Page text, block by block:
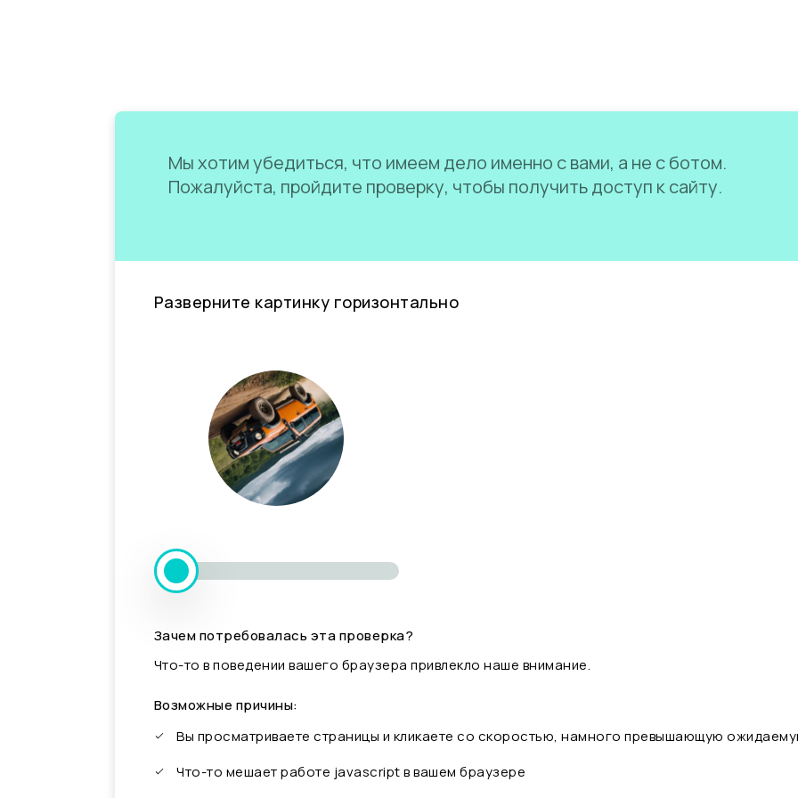
Мы хотим убедиться, что имеем дело именно с вами, а не с ботом.
Пожалуйста, пройдите проверку, чтобы получить доступ к сайту.
Разверните картинку горизонтально
Зачем потребовалась эта проверка?
Что-то в поведении вашего браузера привлекло наше внимание.
Возможные причины:
Вы просматриваете страницы и кликаете со скоростью, намного превышающую
Что-то мешает работе javascript в вашем браузере